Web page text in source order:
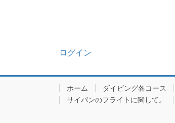
ログイン
ホーム ダイビング各コース
サイパンのフライトに関して。